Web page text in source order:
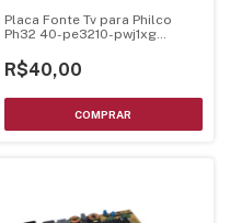
Placa Fonte Tv para Philco
Ph32 40-pe3210-pwj1xg
R$40,00